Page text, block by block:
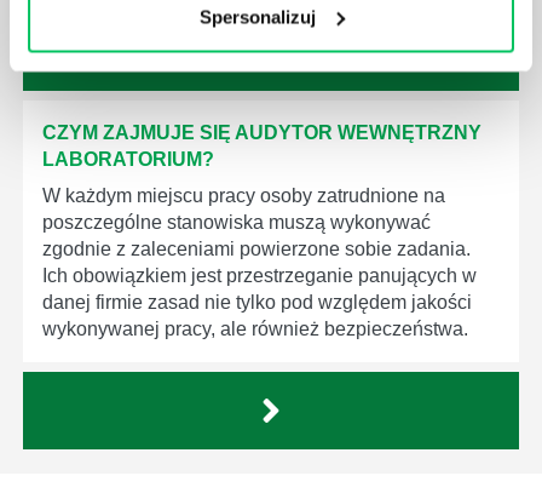
Spersonalizuj
CZYM ZAJMUJE SIĘ AUDYTOR WEWNĘTRZNY
LABORATORIUM?
W każdym miejscu pracy osoby zatrudnione na
poszczególne stanowiska muszą wykonywać
zgodnie z zaleceniami powierzone sobie zadania.
Ich obowiązkiem jest przestrzeganie panujących w
danej firmie zasad nie tylko pod względem jakości
wykonywanej pracy, ale również bezpieczeństwa.